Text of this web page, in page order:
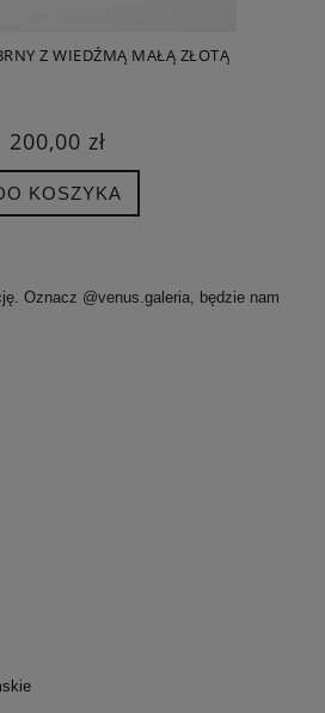
Z WIEDŹMĄ MAŁĄ ZŁOTĄ
200,00 zł
KOSZYKA
Oznacz @venus.galeria, będzie nam